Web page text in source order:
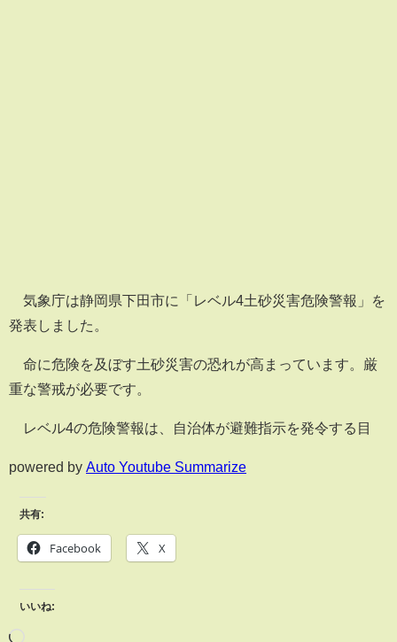
気象庁は静岡県下田市に「レベル4土砂災害危険警報」を
発表しました。
命に危険を及ぼす土砂災害の恐れが高まっています。厳
重な警戒が必要です。
レベル4の危険警報は、自治体が避難指示を発令する目
powered by Auto Youtube Summarize
共有:
Facebook X
いいね: